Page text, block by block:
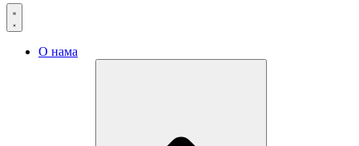
О нама